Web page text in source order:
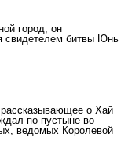
город, он
свидетелем битвы Юнь
рассказывающее о Хай
по пустыне во
ведомых Королевой